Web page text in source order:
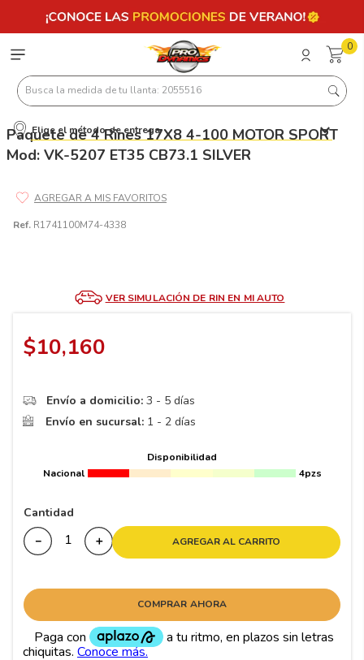
0
Busca la medida de tu llanta: 2055516
Elige el método de entrega
Paquete de 4 Rines 17X8 4-100 MOTOR SPORT
Mod: VK-5207 ET35 CB73.1 SILVER
Ref. R1741100M74-4338
VER SIMULACIÓN DE RIN EN MI AUTO
$10,160
Envío a domicilio: 3 - 5 días
Envío en sucursal: 1 - 2 días
Disponibilidad
Nacional
4pzs
Cantidad
＋
－ AGREGAR AL CARRITO
COMPRAR AHORA
Términos más buscados
9
10.
265